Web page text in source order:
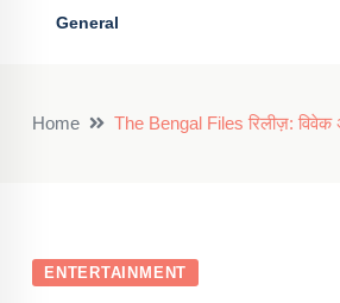
General
Home The Bengal Files रिलीज़: विवेक
ENTERTAINMENT